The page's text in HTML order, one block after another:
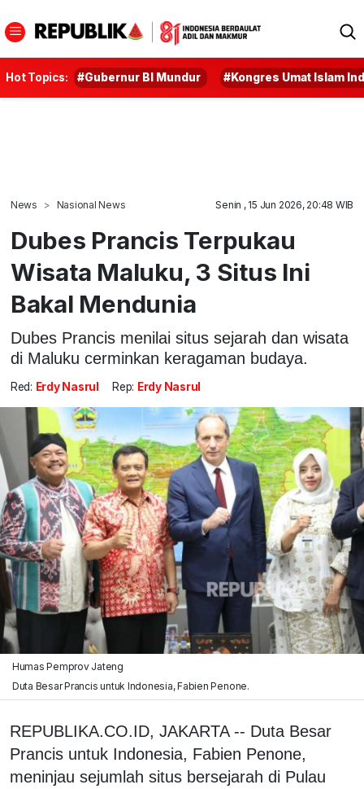
Hot Topics: #Gubernur BI Mundur #Kongres Umat Islam
News Nasional News Senin , 15 Jun 2026, 20:48 WIB
Dubes Prancis Terpukau
Wisata Maluku, 3 Situs Ini
Bakal Mendunia
Dubes Prancis menilai situs sejarah dan wisata
di Maluku cerminkan keragaman budaya.
Red: Erdy Nasrul Rep: Erdy Nasrul
Humas Pemprov Jateng
Duta Besar Prancis untuk Indonesia, Fabien Penone.
REPUBLIKA.CO.ID, JAKARTA -- Duta Besar
Prancis untuk Indonesia, Fabien Penone,
meninjau sejumlah situs bersejarah di Pulau